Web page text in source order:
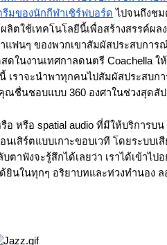
มของนักกีฬาเซิร์ฟบอร์ด
ผลิตใช้เทคโนโลยีนี้เพื่อสร้างสรรค์ผล
แฟนๆ ของพวกเขาสัมผัสประสบกา
ในงานเทศกาลดนตรี Coachella ใ
เราจะนำพาทุกคนไปสัมผัสประสบก
ชื่นชอบแบบ 360 องศาในช่วงสุดสั
อ หรือ spatial audio ที่มีให้บริการบ
สิร์ตแบบเกาะขอบเวที โดยระบบเ
าฟังจะรู้สึกได้เลยว่า เราได้เข้าไป